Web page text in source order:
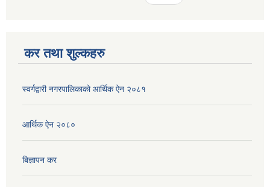
कर तथा शुल्कहरु
स्वर्गद्वारी नगरपालिकाको आर्थिक ऐन २०८१
आर्थिक ऐन २०८०
बिज्ञापन कर